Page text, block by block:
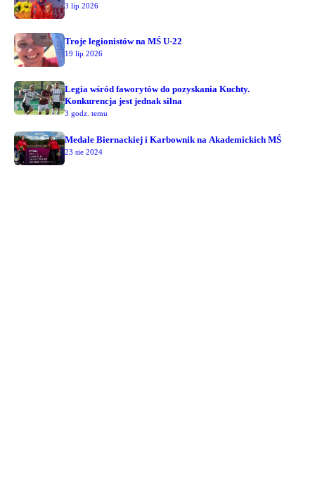
3 lip 2026
Troje legionistów na MŚ U-22
19 lip 2026
Legia wśród faworytów do pozyskania Kuchty.
Konkurencja jest jednak silna
3 godz. temu
Medale Biernackiej i Karbownik na Akademickich MŚ
23 sie 2024